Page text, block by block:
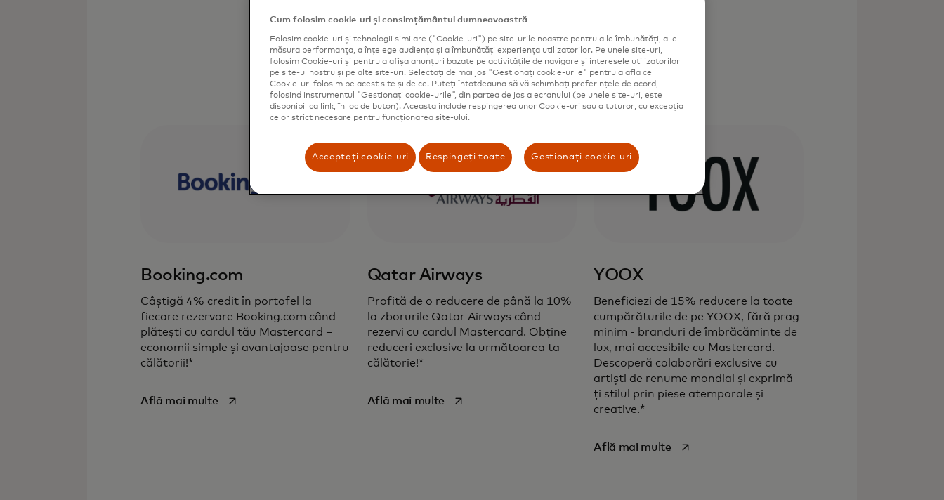
Booking.com
Câștigă 4% credit în portofel la
fiecare rezervare Booking.com când
plătești cu cardul tău Mastercard –
economii simple și avantajoase pentru
călătorii!*
Află mai multeopens in a new tab
Qatar Airways
Profită de o reducere de până la 10%
la zborurile Qatar Airways când
rezervi cu cardul Mastercard. Obține
reduceri exclusive la următoarea ta
călătorie!*
Află mai multe opens in a new tab
YOOX
Beneficiezi de 15% reducere la toate
cumpărăturile de pe YOOX, fără prag
minim - branduri de îmbrăcăminte de
lux, mai accesibile cu Mastercard.
Descoperă colaborări exclusive cu
artiști de renume mondial și exprimă-
ți stilul prin piese atemporale și
creative.*
Află mai multeopens in a new tab
Cum folosim cookie-uri și consimțământul dumneavoastră
Folosim cookie-uri și tehnologii similare ("Cookie-uri") pe site-urile noastre pentru a le îmbunătăți, a le
măsura performanța, a înțelege audiența și a îmbunătăți experiența utilizatorilor. Pe unele site-uri,
folosim Cookie-uri și pentru a afișa anunțuri bazate pe activitățile de navigare și interesele utilizatorilor
pe site-ul nostru și pe alte site-uri. Selectați de mai jos "Gestionați cookie-urile" pentru a afla ce
Cookie-uri folosim pe acest site și de ce. Puteți întotdeauna să vă schimbați preferințele de acord,
folosind instrumentul "Gestionați cookie-urile", din partea de jos a ecranului (pe unele site-uri, este
disponibil ca link, în loc de buton). Aceasta include respingerea unor Cookie-uri sau a tuturor, cu excepția
celor strict necesare pentru funcționarea site-ului.
Acceptați cookie-uri Respingeți toate Gestionați cookie-uri